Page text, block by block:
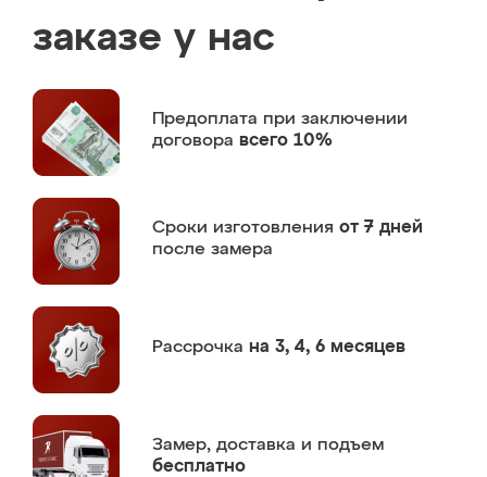
заказе у нас
Предоплата при заключении
договора всего 10%
Сроки изготовления от 7 дней
после замера
Рассрочка на 3, 4, 6 месяцев
Замер, доставка и подъем
бесплатно